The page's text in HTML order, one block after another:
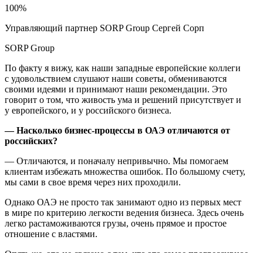
100%
Управляющий партнер SORP Group Сергей Сорп
SORP Group
По факту я вижу, как наши западные европейские коллеги
с удовольствием слушают наши советы, обмениваются
своими идеями и принимают наши рекомендации. Это
говорит о том, что живость ума и решений присутствует и
у европейского, и у российского бизнеса.
— Насколько бизнес-процессы в ОАЭ отличаются от
российских?
— Отличаются, и поначалу непривычно. Мы помогаем
клиентам избежать множества ошибок. По большому счету,
мы сами в свое время через них проходили.
Однако ОАЭ не просто так занимают одно из первых мест
в мире по критерию легкости ведения бизнеса. Здесь очень
легко растаможиваются грузы, очень прямое и простое
отношение с властями.